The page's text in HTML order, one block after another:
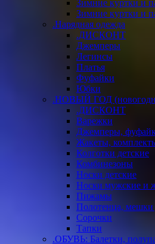
Зимние куртки и
Зимние куртки и
.Нарядная одежда
.ДИСКОНТ
Джемперы
Легинсы
Платья
Фуфайки
Юбки
.НОВЫЙ ГОД
.ДИСКОНТ
Варежки
Джемперы,
Жакеты,
Колготки детские
Комбинезоны
Носки детские
Носки мужские и
Пижамы
Полотенца, мешки
Сорочки
Тапки
.ОБУВЬ: Балетки,